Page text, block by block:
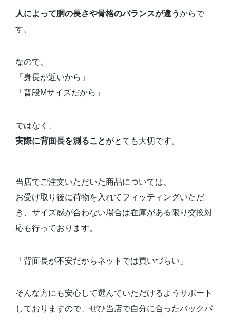
人によって胴の長さや骨格のバランスが違うからで
す。
なので、
「身長が近いから」
「普段Mサイズだから」
ではなく、
実際に背面長を測ることがとても大切です。
当店でご注文いただいた商品については、
お受け取り後に荷物を入れてフィッティングいただ
き、サイズ感が合わない場合は在庫がある限り交換対
応も行っております。
「背面長が不安だからネットでは買いづらい」
そんな方にも安心して選んでいただけるようサポート
しておりますので、ぜひ当店で自分に合ったバックパ